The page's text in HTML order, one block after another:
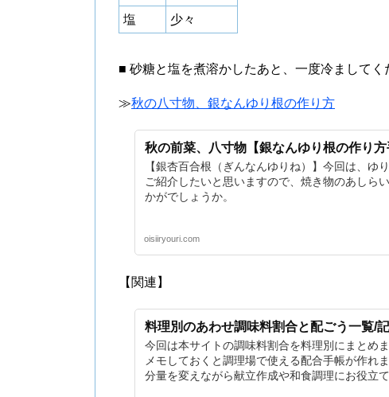
塩
少々
■ 砂糖と塩を煮溶かしたあと、一度冷ましてく
≫秋の八寸物、銀なんゆり根の作り方
秋の前菜、八寸物【銀なんゆり根の作り方
【銀杏百合根（ぎんなんゆりね）】今回は、ゆ
ご紹介したいと思いますので、焼き物のあしら
かがでしょうか。
oisiiryouri.com
【関連】
料理別のあわせ調味料割合と配ごう一覧/
今回は本サイトの調味料割合を料理別にまとめ
メモしておくと調理場で使える配合手帳が作れ
分量を変えながら献立作成や和食調理にお役立て